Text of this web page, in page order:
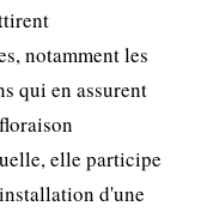
notamment les
qui en assurent
elle participe
d'une